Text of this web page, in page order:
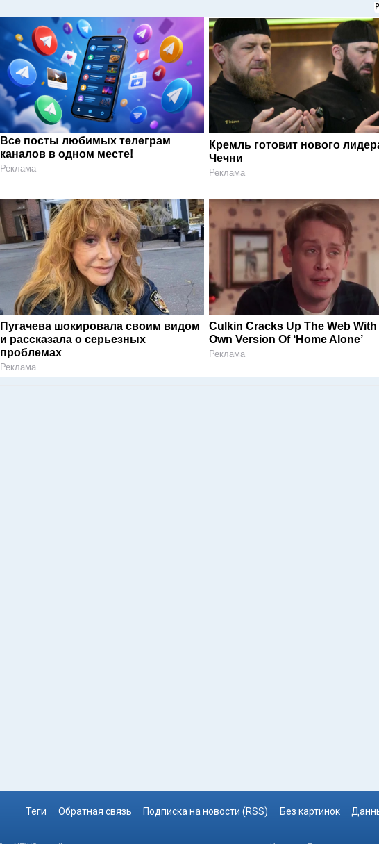
Все посты любимых телеграм
каналов в одном месте!
Реклама
Кремль готовит нового
Чечни
Реклама
Пугачева шокировала своим видом
и рассказала о серьезных
проблемах
Реклама
Culkin Cracks Up The Web
Own Version Of ‘Home Alone’
Реклама
Теги Обратная связь Подписка на новости (RSS) Без картинок